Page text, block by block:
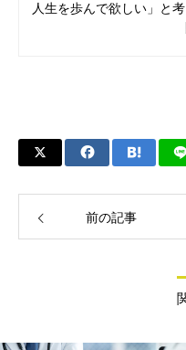
人生を歩んで欲しい」と
前の記事